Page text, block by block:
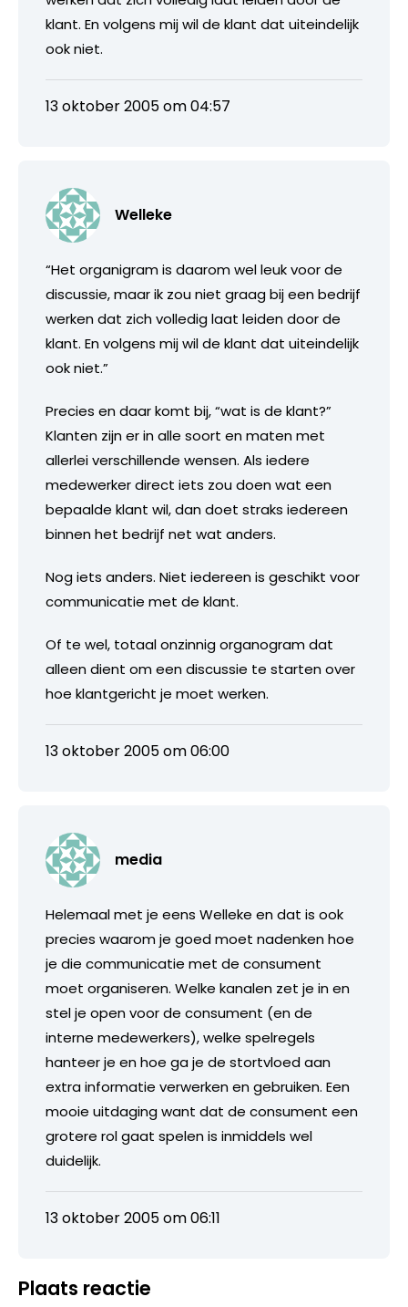
klant. En volgens mij wil de klant dat uiteindelijk
ook niet.
13 oktober 2005 om 04:57
Welleke
“Het organigram is daarom wel leuk voor de
discussie, maar ik zou niet graag bij een bedrijf
werken dat zich volledig laat leiden door de
klant. En volgens mij wil de klant dat uiteindelijk
ook niet.”
Precies en daar komt bij, “wat is de klant?”
Klanten zijn er in alle soort en maten met
allerlei verschillende wensen. Als iedere
medewerker direct iets zou doen wat een
bepaalde klant wil, dan doet straks iedereen
binnen het bedrijf net wat anders.
Nog iets anders. Niet iedereen is geschikt voor
communicatie met de klant.
Of te wel, totaal onzinnig organogram dat
alleen dient om een discussie te starten over
hoe klantgericht je moet werken.
13 oktober 2005 om 06:00
media
Helemaal met je eens Welleke en dat is ook
precies waarom je goed moet nadenken hoe
je die communicatie met de consument
moet organiseren. Welke kanalen zet je in en
stel je open voor de consument (en de
interne medewerkers), welke spelregels
hanteer je en hoe ga je de stortvloed aan
extra informatie verwerken en gebruiken. Een
mooie uitdaging want dat de consument een
grotere rol gaat spelen is inmiddels wel
duidelijk.
13 oktober 2005 om 06:11
Plaats reactie